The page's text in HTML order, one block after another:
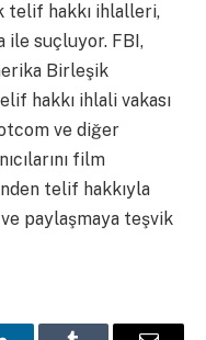
telif hakkı ihlalleri,
ile suçluyor. FBI,
Birleşik
hakkı ihlali vakası
ve diğer
film
telif hakkıyla
paylaşmaya teşvik